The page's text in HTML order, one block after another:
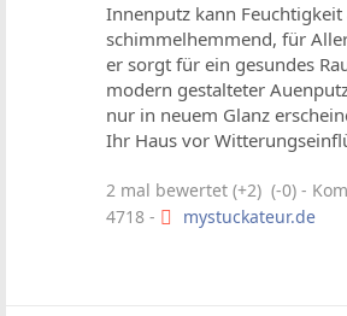
Innenputz kann
schimmelhemmend, für
er sorgt für ein gesundes
modern gestalteter
nur in neuem Glanz
Ihr Haus vor
2 mal bewertet (+2) (-0)-
4718 -
mystuckateur.de